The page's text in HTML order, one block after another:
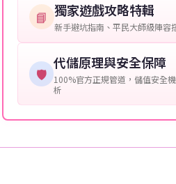
📘 獨家遊戲攻略特輯
新手避坑指南、平民大師級陣容
🛡️
代儲原理與安全保障
100%官方正規管道，儲值安全
析